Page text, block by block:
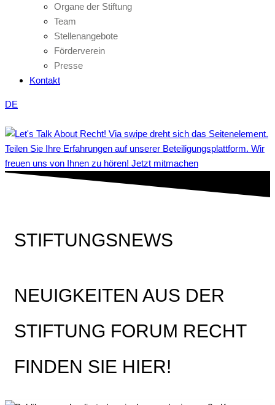
Organe der Stiftung
Team
Stellenangebote
Förderverein
Presse
Kontakt
DE
Teilen Sie Ihre Erfahrungen auf unserer Beteiligungsplattform. Wir
freuen uns von Ihnen zu hören! Jetzt mitmachen
STIFTUNGSNEWS
NEUIGKEITEN AUS DER
STIFTUNG FORUM RECHT
FINDEN SIE HIER!